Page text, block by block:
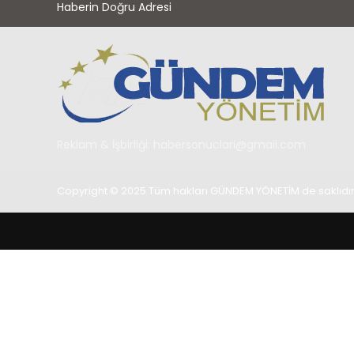
Haberin Doğru Adresi
Copyright © 2025 Tüm hakları GÜNDEM YÖNETİM de saklıdır.